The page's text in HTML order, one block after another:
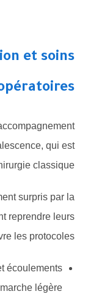
et soins
opératoires
qui est
classique.
surpris par la
reprendre leurs
les protocoles.
et écoulements
marche légère